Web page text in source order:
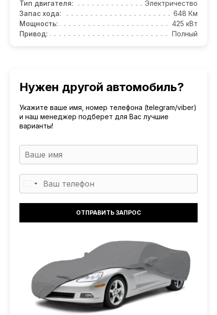
Тип двигателя:
Электричество
Запас хода:
648 Км
Мощность:
425 кВт
Привод:
Полный
Нужен другой автомобиль?
Укажите ваше имя, номер телефона (telegram/viber)
и наш менеджер подберет для Вас лучшие
варианты!